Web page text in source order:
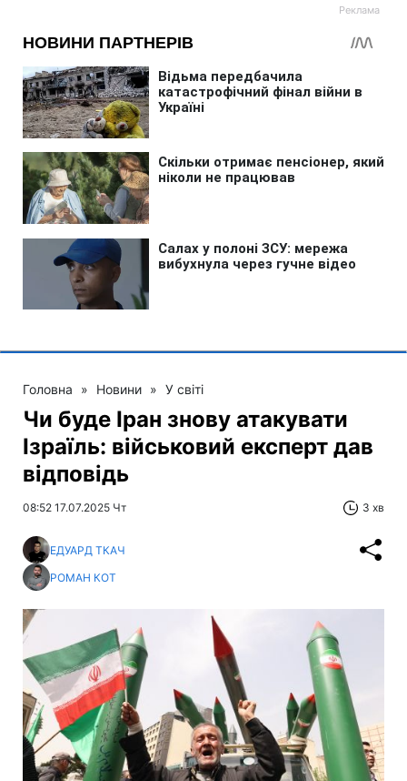
Головна » Новини » У світі
Чи буде Іран знову атакувати
Ізраїль: військовий експерт дав
відповідь
08:52 17.07.2025 Чт 3 хв
ЕДУАРД ТКАЧ
РОМАН КОТ